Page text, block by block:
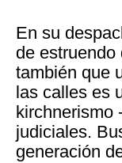
En su
de
también que
las calles es
kirchnerismo
judiciales.
generación